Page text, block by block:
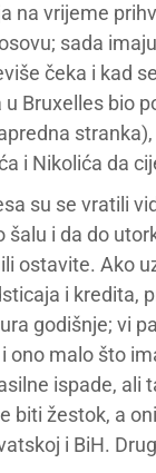
na vrijeme
sada
čeka i kad
u Bruxelles bio
i Nikolića da
su se vratili
šalu i da do
ostavite. Ako
i kredita,
godišnje; vi
ono malo što
ispade, ali
biti žestok, a
i BiH.